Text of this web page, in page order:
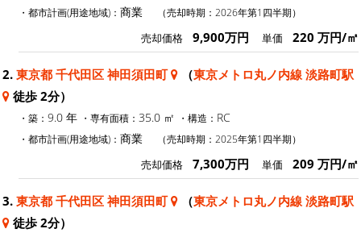
・都市計画(用途地域)： 商業 （売却時期：2026年第1四半期）
売却価格 9,900万円 単価 220 万円/㎡
2. 東京都 千代田区 神田須田町 （東京メトロ丸ノ内線 淡路町駅
徒歩 2分）
・築： 9.0 年 ・専有面積： 35.0 ㎡ ・構造： RC
・都市計画(用途地域)： 商業 （売却時期：2025年第1四半期）
売却価格 7,300万円 単価 209 万円/㎡
3. 東京都 千代田区 神田須田町 （東京メトロ丸ノ内線 淡路町駅
徒歩 2分）